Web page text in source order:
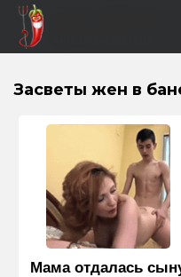
Засветы жен в
Мама отдалась